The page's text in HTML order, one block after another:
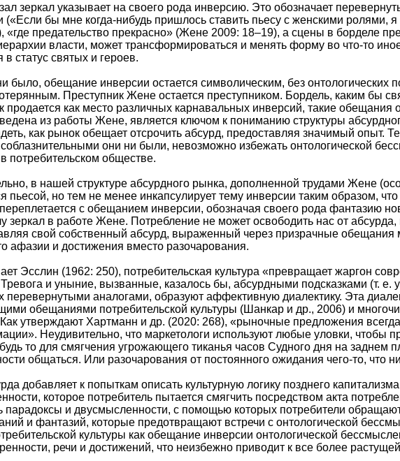
зеркал указывает на своего рода инверсию. Это обозначает
(«Если бы мне когда-нибудь пришлось ставить пьесу с женскими ролями,
«где предательство прекрасно» (Жене 2009: 18–19), а сцены в борделе
власти, может трансформироваться и менять форму во что-то
в статус святых и героев.
было, обещание инверсии остается символическим, без онтологических
Преступник Жене остается преступником. Бордель, каким бы
продается как место различных карнавальных инверсий, такие
из работы Жене, является ключом к пониманию структуры
как рынок обещает отсрочить абсурд, предоставляя значимый опыт.
они ни были, невозможно избежать онтологической
потребительском обществе.
в нашей структуре абсурдного рынка, дополненной трудами Жене
пьесой, но тем не менее инкапсулирует тему инверсии таким образом,
переплетается с обещанием инверсии, обозначая своего рода фантазию
зеркал в работе Жене. Потребление не может освободить нас от
свой собственный абсурд, выраженный через призрачные обещания
афазии и достижения вместо разочарования.
Эсслин (1962: 250), потребительская культура «превращает жаргон
и уныние, вызванные, казалось бы, абсурдными подсказками (т. е.
перевернутыми аналогами, образуют аффективную диалектику. Эта
обещаниями потребительской культуры (Шанкар и др., 2006) и
утверждают Хартманн и др. (2020: 268), «рыночные предложения
Неудивительно, что маркетологи используют любые уловки, чтобы
то для смягчения угрожающего тиканья часов Судного дня на заднем
общаться. Или разочарования от постоянного ожидания чего-то, что
добавляет к попыткам описать культурную логику позднего
которое потребитель пытается смягчить посредством акта
парадоксы и двусмысленности, с помощью которых потребители
и фантазий, которые предотвращают встречи с онтологической
культуры как обещание инверсии онтологической
речи и достижений, что неизбежно приводит к все более